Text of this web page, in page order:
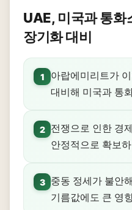
UAE, 미국과 통
장기화 대비
1
아랍에미리트가
대비해 미국과 통
2
전쟁으로 인한 경
안정적으로 확보
3
중동 정세가 불안
기름값에도 큰 영